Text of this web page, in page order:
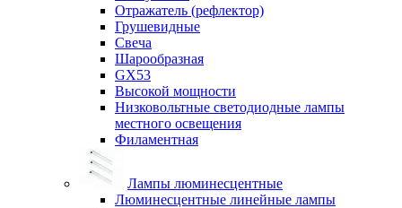
Отражатель (рефлектор)
Грушевидные
Свеча
Шарообразная
GX53
Высокой мощности
Низковольтные светодиодные лампы
местного освещения
Филаментная
Лампы люминесцентные
Люминесцентные линейные лампы